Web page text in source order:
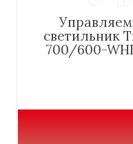
светильник
700/600-